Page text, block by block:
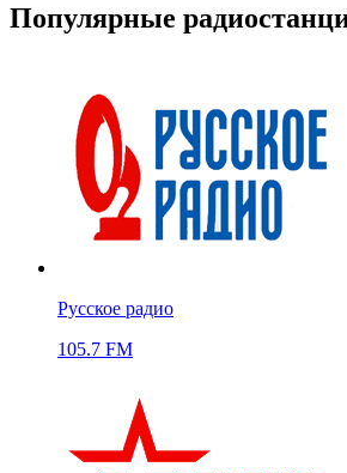
Популярные
Русское радио
105.7 FM